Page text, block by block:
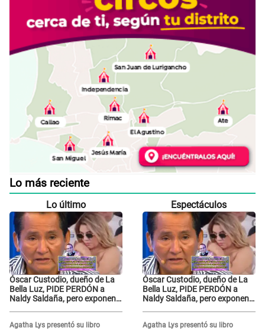
Lo más reciente
Lo último
Óscar Custodio, dueño de La
Bella Luz, PIDE PERDÓN a
Naldy Saldaña, pero exponen
grabar"
Agatha Lys presentó su libro
Espectáculos
Óscar Custodio, dueño de La
Bella Luz, PIDE PERDÓN a
Naldy Saldaña, pero exponen
grabar"
Agatha Lys presentó su libro